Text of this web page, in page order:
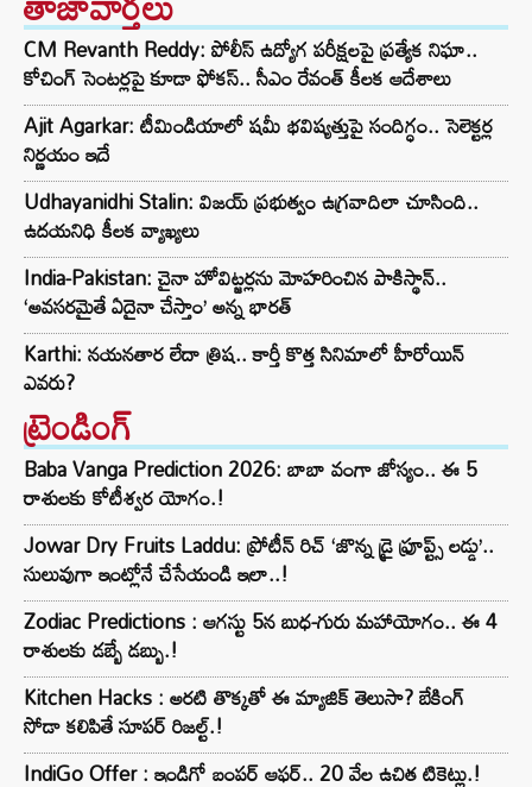
CM Revanth Reddy: పోలీస్ ఉద్యోగ పరీక్షలపై ప్రత్యేక నిఘా..
కోచింగ్ సెంటర్లపై కూడా ఫోకస్.. సీఎం రేవంత్ కీలక ఆదేశాలు
Ajit Agarkar: టీమిండియాలో షమీ భవిష్యత్తుపై సందిగ్ధం.. సెలెక్టర్ల
నిర్ణయం ఇదే
Udhayanidhi Stalin: విజయ్ ప్రభుత్వం ఉగ్రవాదిలా చూసింది..
ఉదయనిధి కీలక వ్యాఖ్యలు
India-Pakistan: చైనా హోవిట్జర్లను మోహరించిన పాకిస్థాన్..
‘అవసరమైతే ఏదైనా చేస్తాం’ అన్న భారత్
Karthi: నయనతార లేదా త్రిష.. కార్తీ కొత్త సినిమాలో హీరోయిన్
ఎవరు?
ట్రెండింగ్‌
Baba Vanga Prediction 2026: బాబా వంగా జోస్యం.. ఈ 5
రాశులకు కోటీశ్వర యోగం.!
Jowar Dry Fruits Laddu: ప్రోటీన్ రిచ్ ‘జొన్న డ్రై ఫ్రూప్ట్స్ లడ్డు’..
సులువుగా ఇంట్లోనే చేసేయండి ఇలా..!
Zodiac Predictions : ఆగస్టు 5న బుధ-గురు మహాయోగం.. ఈ 4
రాశులకు డబ్బే డబ్బు.!
Kitchen Hacks : అరటి తొక్కతో ఈ మ్యాజిక్ తెలుసా? బేకింగ్
సోడా కలిపితే సూపర్ రిజల్ట్.!
IndiGo Offer : ఇండిగో బంపర్ ఆఫర్.. 20 వేల ఉచిత టికెట్లు.!